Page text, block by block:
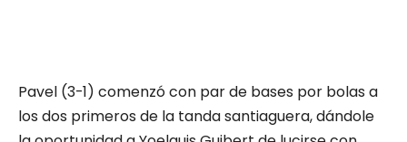
Pavel (3-1) comenzó con par de bases por bolas a
los dos primeros de la tanda santiaguera, dándole